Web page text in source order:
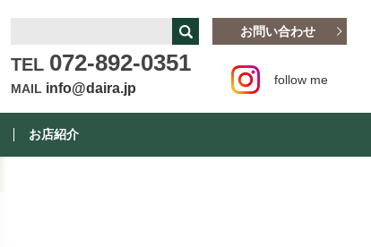
TEL 072-892-0351
MAIL info@daira.jp
お問い合わせ
follow me
お店紹介